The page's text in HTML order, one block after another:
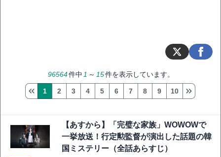
96564件中 1 ～ 15件を表示しています。
1 2 3 4 5 6 7 8 9 10
【あすから】「完璧な家族」WOWOWで
一挙放送！行定勲監督が演出した話題の韓
国ミステリー（全話あらすじ）